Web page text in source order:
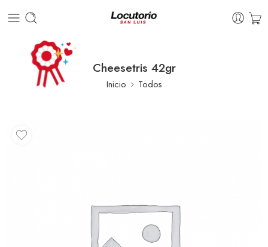
Cheesetris 42gr
Inicio Todos